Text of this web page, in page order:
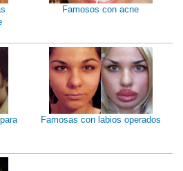
Famosos con acne
Famosas con labios operados